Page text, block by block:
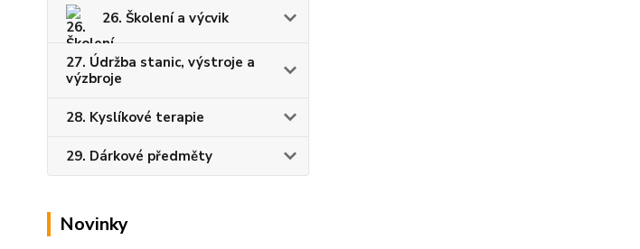
26. Školení a výcvik
27. Údržba stanic, výstroje a
výzbroje
28. Kyslíkové terapie
29. Dárkové předměty
Novinky